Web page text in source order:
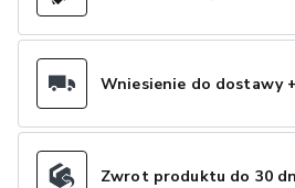
Wniesienie do dostawy
Zwrot produktu do 30